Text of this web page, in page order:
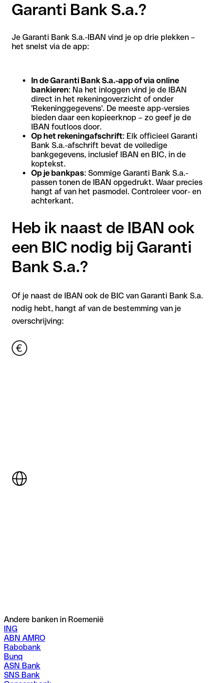
Garanti Bank S.a.?
Je Garanti Bank S.a.-IBAN vind je op drie plekken –
het snelst via de app:
In de Garanti Bank S.a.-app of via online
bankieren: Na het inloggen vind je de IBAN
direct in het rekeningoverzicht of onder
'Rekeninggegevens'. De meeste app-versies
bieden daar een kopieerknop – zo geef je de
IBAN foutloos door.
Op het rekeningafschrift: Elk officieel Garanti
Bank S.a.-afschrift bevat de volledige
bankgegevens, inclusief IBAN en BIC, in de
koptekst.
Op je bankpas: Sommige Garanti Bank S.a.-
passen tonen de IBAN opgedrukt. Waar precies
hangt af van het pasmodel. Controleer voor- en
achterkant.
Heb ik naast de IBAN ook
een BIC nodig bij Garanti
Bank S.a.?
Of je naast de IBAN ook de BIC van Garanti Bank S.a.
nodig hebt, hangt af van de bestemming van je
overschrijving:
Andere banken in Roemenië
ING
ABN AMRO
Rabobank
Bunq
ASN Bank
SNS Bank